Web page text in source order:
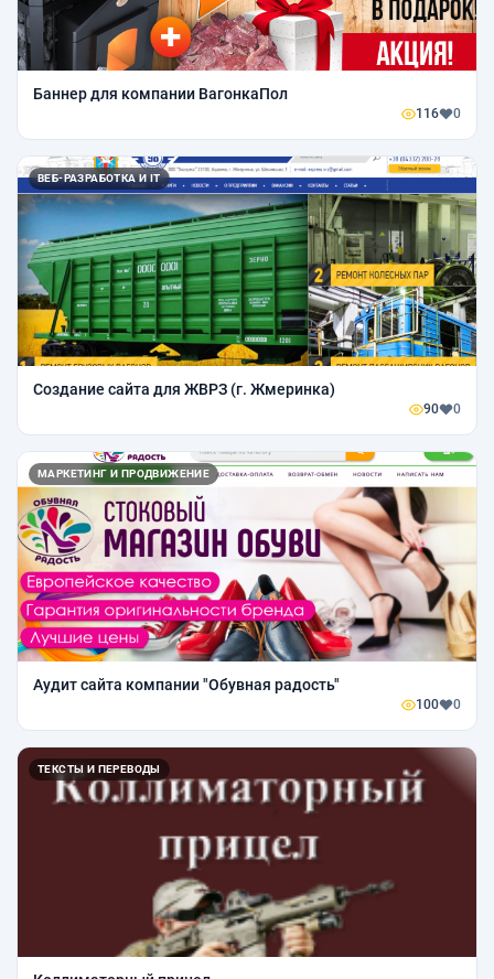
Баннер для компании ВагонкаПол
116 0
ВЕБ-РАЗРАБОТКА И IT
Создание сайта для ЖВРЗ (г. Жмеринка)
90 0
МАРКЕТИНГ И ПРОДВИЖЕНИЕ
Аудит сайта компании "Обувная радость"
100 0
ТЕКСТЫ И ПЕРЕВОДЫ